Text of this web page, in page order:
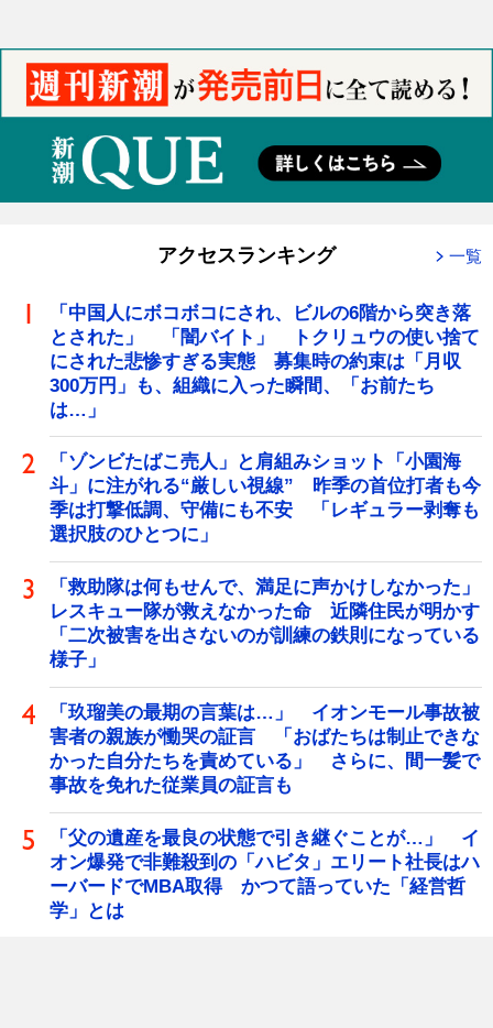
アクセスランキング 一覧
「中国人にボコボコにされ、ビルの6階から突き落
とされた」 「闇バイト」 トクリュウの使い捨て
にされた悲惨すぎる実態 募集時の約束は「月収
300万円」も、組織に入った瞬間、「お前たち
は…」
「ゾンビたばこ売人」と肩組みショット「小園海
斗」に注がれる“厳しい視線” 昨季の首位打者も今
季は打撃低調、守備にも不安 「レギュラー剥奪も
選択肢のひとつに」
「救助隊は何もせんで、満足に声かけしなかった」
レスキュー隊が救えなかった命 近隣住民が明かす
「二次被害を出さないのが訓練の鉄則になっている
様子」
「玖瑠美の最期の言葉は…」 イオンモール事故被
害者の親族が慟哭の証言 「おばたちは制止できな
かった自分たちを責めている」 さらに、間一髪で
事故を免れた従業員の証言も
「父の遺産を最良の状態で引き継ぐことが…」 イ
オン爆発で非難殺到の「ハビタ」エリート社長はハ
ーバードでMBA取得 かつて語っていた「経営哲
学」とは